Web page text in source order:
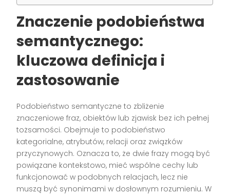
Znaczenie podobieństwa
semantycznego:
kluczowa definicja i
zastosowanie
Podobieństwo semantyczne to zbliżenie
znaczeniowe fraz, obiektów lub zjawisk bez ich pełnej
tożsamości. Obejmuje to podobieństwo
kategorialne, atrybutów, relacji oraz związków
przyczynowych. Oznacza to, że dwie frazy mogą być
powiązane kontekstowo, mieć wspólne cechy lub
funkcjonować w podobnych relacjach, lecz nie
muszą być synonimami w dosłownym rozumieniu. W